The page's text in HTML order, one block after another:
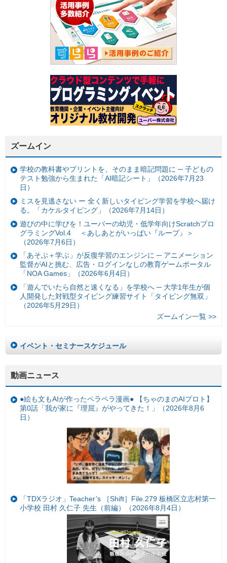
ズームイン
学校の教科書やプリントを、そのまま暗記問題に ─ 子どもの
テスト勉強から生まれた「AI暗記シート」（2026年7月23
日）
ミスを見逃さない ー 全く新しいタイピング学習を学校へ届け
る。「カケルタイピング」（2026年7月14日）
遊びの中に学びを！ユーバーの幼児・低学年向けScratchプロ
グラミングVol.4 ＜あしあとがいっぱい『ループ』＞
（2026年7月6日）
「あそぶ＋学ぶ」が反復学習のエンジンに ─ アニメーション
監督がAIと挑む、広告・ログインなしの教育ゲームポータル
「NOA Games」（2026年6月4日）
「遊んでいたら自然と速くなる」を学校へ ─ 大学1年生が個
人開発した対戦型タイピング練習サイト「タイピング無双」
（2026年5月29日）
ズームイン一覧 >>
イベント・セミナースケジュール
動画ニュース
●絵も文もAIが作ったペラペラ漫画● 【ちゃのまのAIプロト】
第0話「我が家に『理屈』がやってきた！」（2026年8月6
日）
「TDXラジオ」Teacher’s ［Shift］File.279 板橋区立志村第一
小学校 田村 久仁子 先生（前編）（2026年8月4日）